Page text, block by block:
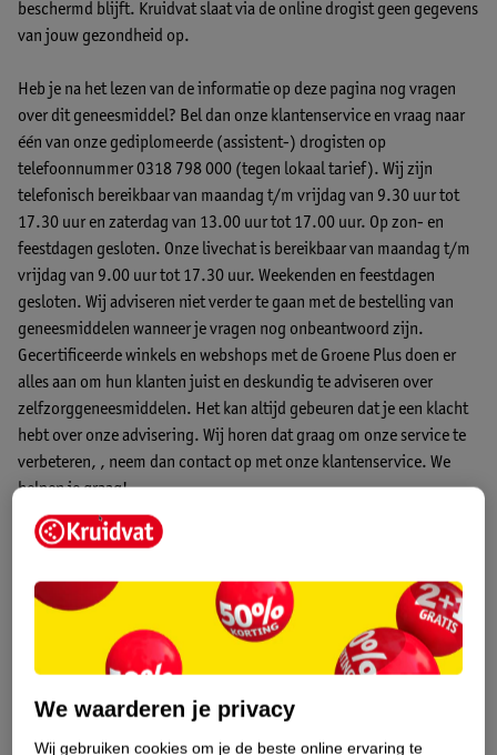
beschermd blijft. Kruidvat slaat via de online drogist geen gegevens
van jouw gezondheid op.
Heb je na het lezen van de informatie op deze pagina nog vragen
over dit geneesmiddel? Bel dan onze klantenservice en vraag naar
één van onze gediplomeerde (assistent-) drogisten op
telefoonnummer 0318 798 000 (tegen lokaal tarief). Wij zijn
telefonisch bereikbaar van maandag t/m vrijdag van 9.30 uur tot
17.30 uur en zaterdag van 13.00 uur tot 17.00 uur. Op zon- en
feestdagen gesloten. Onze livechatis bereikbaar van maandag t/m
vrijdag van 9.00 uur tot 17.30 uur. Weekenden en feestdagen
gesloten. Wij adviseren niet verder te gaan met de bestelling van
geneesmiddelen wanneer je vragen nog onbeantwoord zijn.
Gecertificeerde winkels en webshops met de Groene Plus doen er
alles aan om hun klanten juist en deskundig te adviseren over
zelfzorggeneesmiddelen. Het kan altijd gebeuren dat je een klacht
hebt over onze advisering. Wij horen dat graag om onze service te
verbeteren, , neem dan contact op met onze klantenservice. We
helpen je graag!
We waarderen je privacy
Wij gebruiken cookies om je de beste online ervaring te